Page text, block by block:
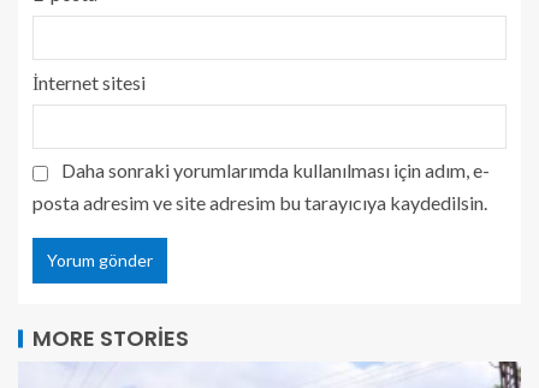
İnternet sitesi
Daha sonraki yorumlarımda kullanılması için adım, e-
posta adresim ve site adresim bu tarayıcıya kaydedilsin.
MORE STORIES